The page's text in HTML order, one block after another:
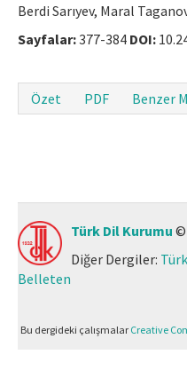
Berdi Sarıyev, Maral
Sayfalar:377-384 DOI:
Özet
PDF Benzer
Türk Dil Kurumu ©
Diğer Dergiler:
Belleten
Bu dergideki çalışmalar Creative